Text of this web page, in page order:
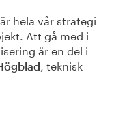
hela vår strategi
Att gå med i
är en del i
, teknisk